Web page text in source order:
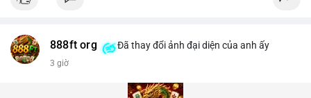
888ft org Đã thay đổi ảnh đại diện của anh ấy
3 giờ